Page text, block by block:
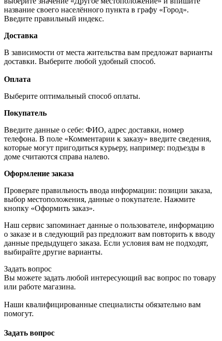
название своего населённого пункта в графу «Город».
Введите правильный индекс.
Доставка
В зависимости от места жительства вам предложат варианты
доставки. Выберите любой удобный способ.
Оплата
Выберите оптимальный способ оплаты.
Покупатель
Введите данные о себе: ФИО, адрес доставки, номер
телефона. В поле «Комментарии к заказу» введите сведения,
которые могут пригодиться курьеру, например: подъезды в
доме считаются справа налево.
Оформление заказа
Проверьте правильность ввода информации: позиции заказа,
выбор местоположения, данные о покупателе. Нажмите
кнопку «Оформить заказ».
Наш сервис запоминает данные о пользователе, информацию
о заказе и в следующий раз предложит вам повторить к вводу
данные предыдущего заказа. Если условия вам не подходят,
выбирайте другие варианты.
Задать вопрос
Вы можете задать любой интересующий вас вопрос по товару
или работе магазина.
Наши квалифицированные специалисты обязательно вам
помогут.
Задать вопрос